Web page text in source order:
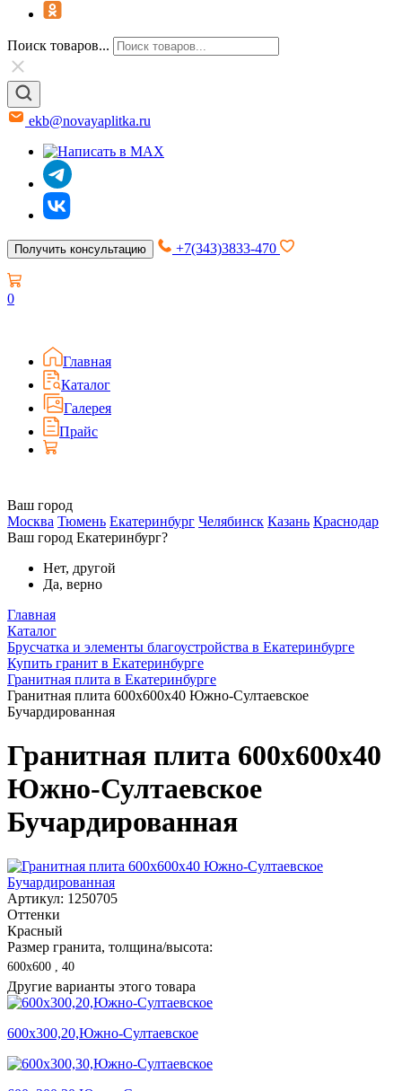
Поиск товаров...
ekb@novayaplitka.ru
Получить консультацию +7(343)3833-470
0
Главная
Каталог
Галерея
Прайс
Ваш город
Москва Тюмень Екатеринбург Челябинск Казань Краснодар
Ваш город Екатеринбург?
Нет, другой
Да, верно
Главная
Каталог
Брусчатка и элементы благоустройства в Екатеринбурге
Купить гранит в Екатеринбурге
Гранитная плита в Екатеринбурге
Гранитная плита 600х600x40 Южно-Султаевское
Бучардированная
Гранитная плита 600х600x40
Южно-Султаевское
Бучардированная
Артикул: 1250705
Оттенки
Красный
Размер гранита, толщина/высота:
600х600 , 40
Другие варианты этого товара
600х300,20,Южно-Султаевское